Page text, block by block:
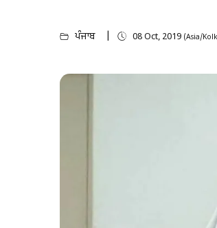
ਪੰਜਾਬ 08 Oct, 2019 (Asia/